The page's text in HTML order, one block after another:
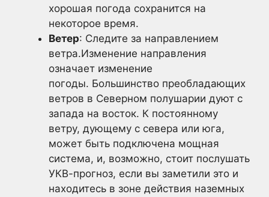
хорошая погода сохранится на
некоторое время.
Ветер: Следите за направлением
ветра.Изменение направления
означает изменение
погоды. Большинство преобладающих
ветров в Северном полушарии дуют с
запада на восток. К постоянному
ветру, дующему с севера или юга,
может быть подключена мощная
система, и, возможно, стоит послушать
УКВ-прогноз, если вы заметили это и
находитесь в зоне действия наземных